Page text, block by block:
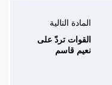
المادة التالية
القوات تردّ على
نعيم قاسم